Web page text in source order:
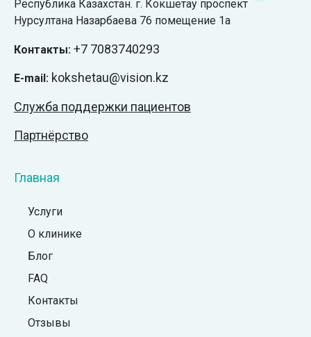
Республика Казахстан. г. Кокшетау проспект
Нурсултана Назарбаева 76 помещение 1а
Контакты: +7 7083740293
E-mail: kokshetau@vision.kz
Служба поддержки пациентов
Партнёрство
Главная
Услуги
О клинике
Блог
FAQ
Контакты
Отзывы